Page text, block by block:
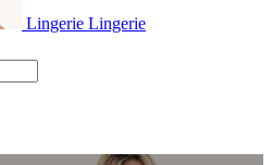
Lingerie Lingerie